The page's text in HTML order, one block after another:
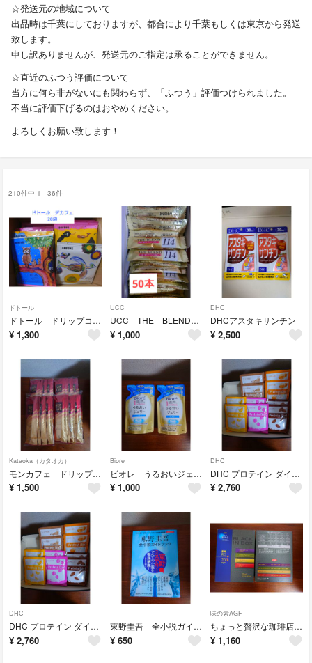
☆発送元の地域について
出品時は千葉にしておりますが、都合により千葉もしくは東京から発送
致します。
申し訳ありませんが、発送元のご指定は承ることができません。
☆直近のふつう評価について
当方に何ら非がないにも関わらず、「ふつう」評価つけられました。
不当に評価下げるのはおやめください。
よろしくお願い致します！
210件中 1 - 36件
ドトール
ドトール ドリップコーヒー デカフェ
¥ 1,300
UCC
UCC THE BLEND No,114 スティック50本
¥ 1,000
DHC
DHCアスタキサンチン
¥ 2,500
Kataoka（カタオカ）
モンカフェ ドリップコーヒー モカ
¥ 1,500
Biore
ビオレ うるおいジェリー
¥ 1,000
DHC
DHC プロテイン ダイエット
¥ 2,760
DHC
DHC プロテイン ダイエット
¥ 2,760
東野圭吾 全小説ガイドブック1985〜2011まで
¥ 650
味の素AGF
ちょっと贅沢な珈琲店 産地ブレンドアソート
¥ 1,160